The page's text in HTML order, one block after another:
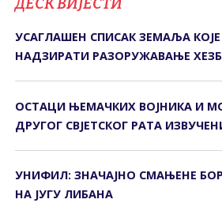
УСАГЛАШЕН СПИСАК ЗЕМАЉА
НАДЗИРАТИ РАЗОРУЖАВАЊЕ
ОСТАЦИ ЊЕМАЧКИХ ВОЈНИКА И
ДРУГОГ СВЈЕТСКОГ РАТА
УНИФИЛ: ЗНАЧАЈНО СМАЊЕНЕ
НА ЈУГУ ЛИБАНА